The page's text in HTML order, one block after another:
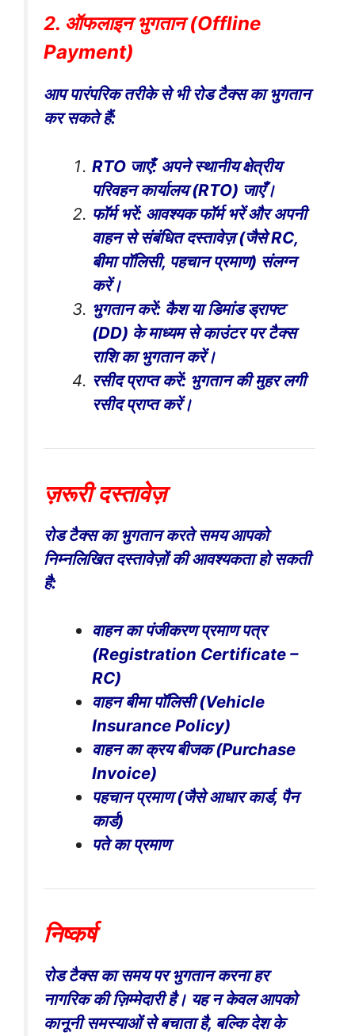
2. ऑफलाइन भुगतान (Offline
Payment)
आप पारंपरिक तरीके से भी रोड टैक्स का भुगतान
कर सकते हैं:
RTO जाएँ: अपने स्थानीय क्षेत्रीय
परिवहन कार्यालय (RTO) जाएँ।
फॉर्म भरें: आवश्यक फॉर्म भरें और अपनी
वाहन से संबंधित दस्तावेज़ (जैसे RC,
बीमा पॉलिसी, पहचान प्रमाण) संलग्न
करें।
भुगतान करें: कैश या डिमांड ड्राफ्ट
(DD) के माध्यम से काउंटर पर टैक्स
राशि का भुगतान करें।
रसीद प्राप्त करें: भुगतान की मुहर लगी
रसीद प्राप्त करें।
ज़रूरी दस्तावेज़
रोड टैक्स का भुगतान करते समय आपको
निम्नलिखित दस्तावेज़ों की आवश्यकता हो सकती
है:
वाहन का पंजीकरण प्रमाण पत्र
(Registration Certificate –
RC)
वाहन बीमा पॉलिसी (Vehicle
Insurance Policy)
वाहन का क्रय बीजक (Purchase
Invoice)
पहचान प्रमाण (जैसे आधार कार्ड, पैन
कार्ड)
पते का प्रमाण
निष्कर्ष
रोड टैक्स का समय पर भुगतान करना हर
नागरिक की ज़िम्मेदारी है। यह न केवल आपको
कानूनी समस्याओं से बचाता है, बल्कि देश के